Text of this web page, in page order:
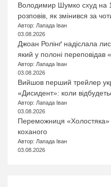
Володимир Шумко схуд на
розповів, як змінився за
Автор: Лапада Іван
03.08.2026
Джоан Ролінґ надіслала
який у полоні переповідав
Автор: Лапада Іван
03.08.2026
Вийшов перший трейлер
«Дисидент»: коли
Автор: Лапада Іван
03.08.2026
Переможниця
коханого
Автор: Лапада Іван
03.08.2026